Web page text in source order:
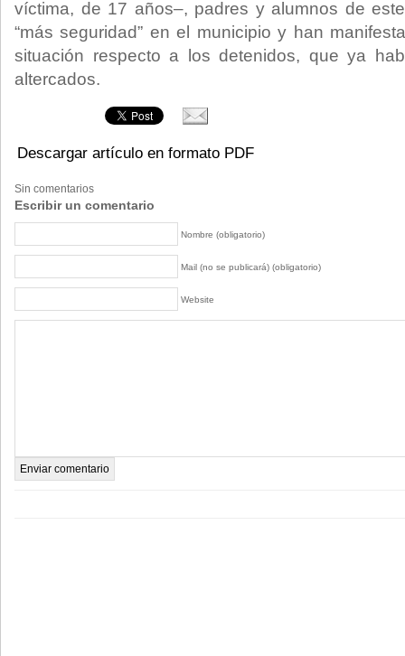
víctima, de 17 años–, padres y alumnos de
“más seguridad” en el municipio y han
situación respecto a los detenidos, que ya
altercados.
Descargar artículo en formato PDF
Sin comentarios
Escribir un comentario
Nombre (obligatorio)
Mail (no se publicará) (obligatorio)
Website